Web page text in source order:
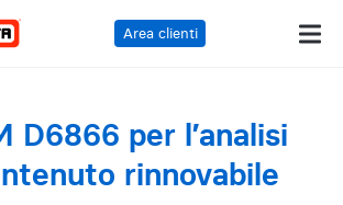
Area clienti
D6866 per l’analisi
rinnovabile